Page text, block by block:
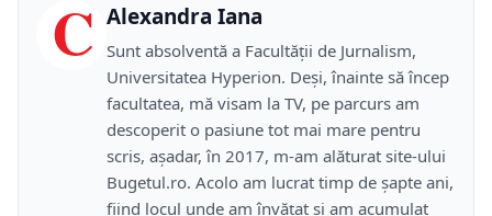
C Alexandra Iana
Sunt absolventă a Facultății de Jurnalism,
Universitatea Hyperion. Deși, înainte să încep
facultatea, mă visam la TV, pe parcurs am
descoperit o pasiune tot mai mare pentru
scris, așadar, în 2017, m-am alăturat site-ului
Bugetul.ro. Acolo am lucrat timp de șapte ani,
fiind locul unde am învățat și am acumulat